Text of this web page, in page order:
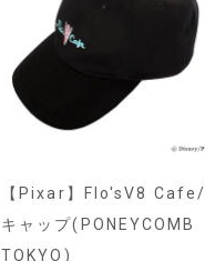
【Pixar】Flo'sV8 Cafe/
キャップ(PONEYCOMB
TOKYO)